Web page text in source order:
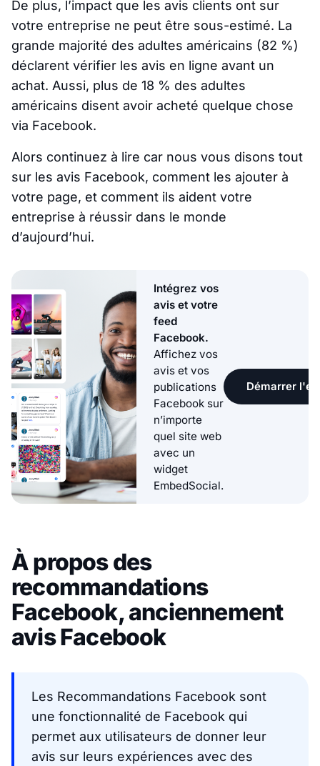
De plus, l’impact que les avis clients ont sur
votre entreprise ne peut être sous-estimé. La
grande majorité des adultes américains (82 %)
déclarent vérifier les avis en ligne avant un
achat. Aussi, plus de 18 % des adultes
américains disent avoir acheté quelque chose
via Facebook.
Alors continuez à lire car nous vous disons tout
sur les avis Facebook, comment les ajouter à
votre page, et comment ils aident votre
entreprise à réussir dans le monde
d’aujourd’hui.
Intégrez vos
avis et votre
feed
Facebook.
Affichez vos
avis et vos
publications
Facebook sur
n’importe
quel site web
avec un
widget
EmbedSocial.
Démarrer
À propos des
recommandations
Facebook, anciennement
avis Facebook
Les Recommandations Facebook sont
une fonctionnalité de Facebook qui
permet aux utilisateurs de donner leur
avis sur leurs expériences avec des